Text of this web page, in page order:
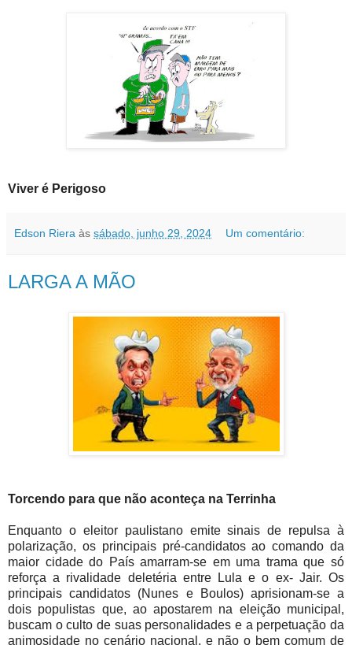
Viver é Perigoso
Edson Riera às sábado, junho 29, 2024 Um comentário:
LARGA A MÃO
Torcendo para que não aconteça na Terrinha
Enquanto o eleitor paulistano emite sinais de repulsa à
polarização, os principais pré-candidatos ao comando da
maior cidade do País amarram-se em uma trama que só
reforça a rivalidade deletéria entre Lula e o ex- Jair. Os
principais candidatos (Nunes e Boulos) aprisionam-se a
dois populistas que, ao apostarem na eleição municipal,
buscam o culto de suas personalidades e a perpetuação da
animosidade no cenário nacional, e não o bem comum de